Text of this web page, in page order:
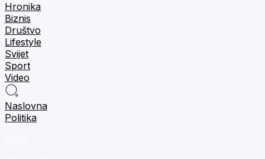
Hronika
Biznis
Društvo
Lifestyle
Svijet
Sport
Video
Naslovna
Politika